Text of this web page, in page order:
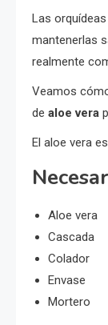
Las
mantenerlas
realmente
Veamos
de aloe vera
El aloe vera
Aloe vera
Cascada
Colador
Envase
Mortero